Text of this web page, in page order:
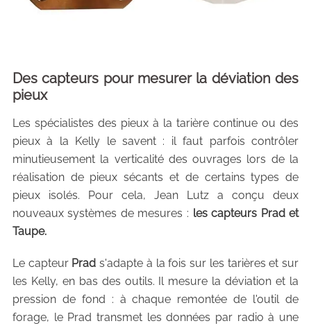
Des capteurs pour mesurer la déviation des
pieux
Les spécialistes des pieux à la tarière continue ou des
pieux à la Kelly le savent : il faut parfois contrôler
minutieusement la verticalité des ouvrages lors de la
réalisation de pieux sécants et de certains types de
pieux isolés. Pour cela, Jean Lutz a conçu deux
nouveaux systèmes de mesures : les capteurs Prad et
Taupe.
Le capteur Prad s'adapte à la fois sur les tarières et sur
les Kelly, en bas des outils. Il mesure la déviation et la
pression de fond : à chaque remontée de l'outil de
forage, le Prad transmet les données par radio à une